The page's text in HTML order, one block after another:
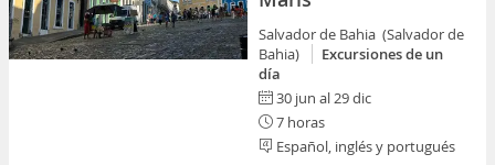
Salvador de Bahia (Salvador de
Bahia)
Excursiones de un
día
30 jun al 29 dic
7 horas
Español, inglés y portugués